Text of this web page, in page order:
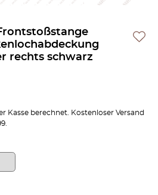
rechts schwarz
Kasse berechnet. Kostenloser Versand